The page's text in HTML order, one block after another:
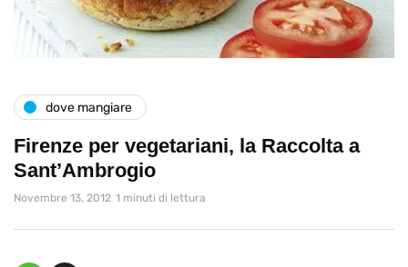
dove mangiare
Firenze per vegetariani, la Raccolta a
Sant’Ambrogio
Novembre 13, 2012 1 minuti di lettura